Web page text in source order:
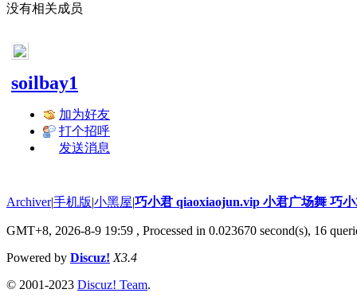
没有相关成员
soilbay1
加为好友
打个招呼
发送消息
Archiver|手机版|小黑屋|巧小君 qiaoxiaojun.vip 小君广场舞 巧
GMT+8, 2026-8-9 19:59 , Processed in 0.023670 second(s), 16
Powered by Discuz! X3.4
© 2001-2023 Discuz! Team.